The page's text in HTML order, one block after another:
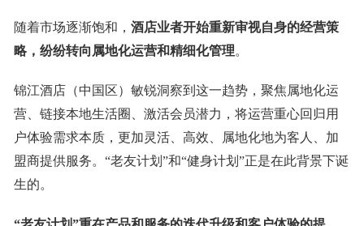
随着市场逐渐饱和， 酒店业者开始重新审视自身的经营策
略，纷纷转向属地化运营和精细化管理。
锦江酒店（中国区）敏锐洞察到这一趋势，聚焦属地化运
营、链接本地生活圈、激活会员潜力，将运营重心回归用
户体验需求本质，更加灵活、高效、属地化地为客人、加
盟商提供服务。“老友计划”和“健身计划”正是在此背景下诞
生的。